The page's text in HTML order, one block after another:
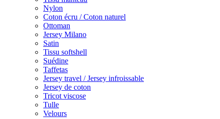
Nylon
Coton écru / Coton naturel
Ottoman
Jersey Milano
Satin
Tissu softshell
Suédine
Taffetas
Jersey travel / Jersey infroissable
Jersey de coton
Tricot viscose
Tulle
Velours